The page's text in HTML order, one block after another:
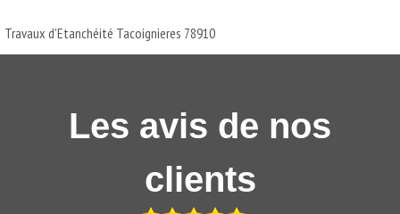
Travaux d'Etanchéité Tacoignieres 78910
Les avis de nos
clients